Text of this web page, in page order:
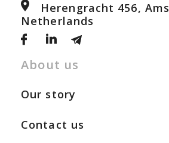
Herengracht 456,
Netherlands
About us
Our story
Contact us